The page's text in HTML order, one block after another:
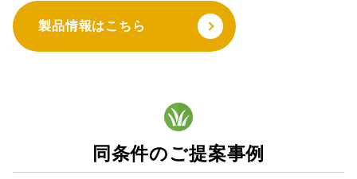
製品情報はこちら
同条件のご提案事例